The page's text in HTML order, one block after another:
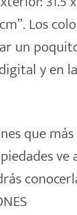
Los
un
y en
que